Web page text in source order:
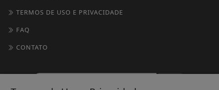
TERMOS DE USO E PRIVACIDADE
FAQ
CONTATO